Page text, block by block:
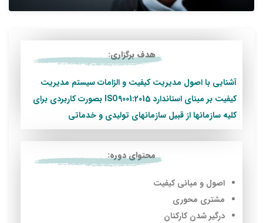
ی
هدف برگزاری:
آشنایی با اصول مدیریت کیفیت و الزامات سیستم مدیریت
کیفیت بر مبنای استاندارد ISO9001:2015 بصورت کاربردی برای
کلیه سازمانها از قبیل سازمانهای تولیدی و خدماتی
محتوای دوره:
اصول و مبانی کیفیت
مشتری محوری
درگیر شدن کارکنان